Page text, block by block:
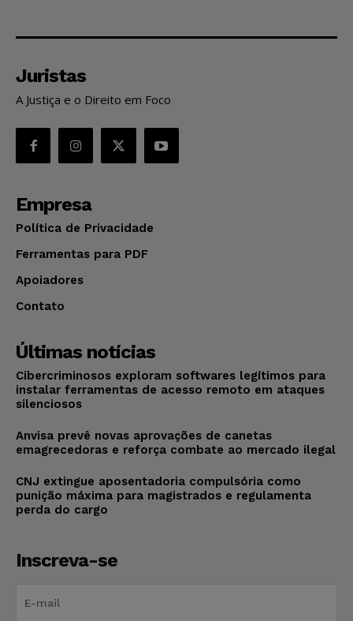
Juristas
A Justiça e o Direito em Foco
Empresa
Política de Privacidade
Ferramentas para PDF
Apoiadores
Contato
Últimas notícias
Cibercriminosos exploram softwares legítimos para
instalar ferramentas de acesso remoto em ataques
silenciosos
Anvisa prevê novas aprovações de canetas
emagrecedoras e reforça combate ao mercado ilegal
CNJ extingue aposentadoria compulsória como
punição máxima para magistrados e regulamenta
perda do cargo
Inscreva-se